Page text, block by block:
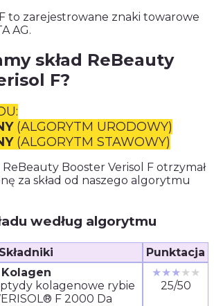
to zarejestrowane znaki towarowe
AG.
skład ReBeauty
F?
(ALGORYTM URODOWY)
(ALGORYTM STAWOWY)
Booster Verisol F otrzymał
za skład od naszego algorytmu
według algorytmu
Składniki
Punktacja
Kolagen
kolagenowe rybie
F 2000 Da
★★★★★
25/50